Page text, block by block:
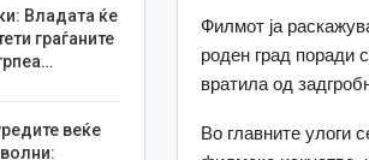
Филмот ја
роден град поради
вратила од
Во главните улоги
Владата ќе
граѓаните
веќе